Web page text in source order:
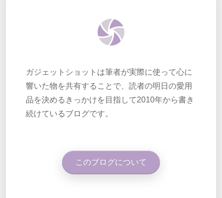
ガジェットショットは筆者が実際に使って心に
響いた物を共有することで、読者の明日の愛用
品を決めるきっかけを目指して2010年から書き
続けているブログです。
このブログについて